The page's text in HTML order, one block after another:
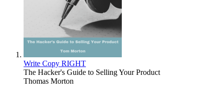
Write Copy RIGHT
The Hacker's Guide to Selling Your Product
Thomas Morton